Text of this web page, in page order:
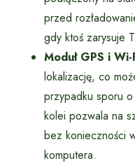
przed
gdy ktoś zarysuje
Moduł GPS i Wi-
lokalizację, co
przypadku sporu
kolei pozwala na
bez konieczności
komputera.